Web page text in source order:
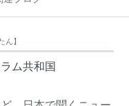
ん】
ム共和国